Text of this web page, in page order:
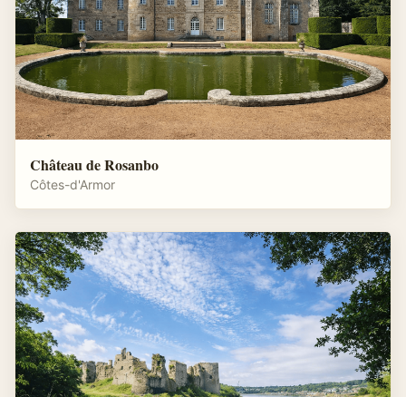
Château de Rosanbo
Côtes-d'Armor